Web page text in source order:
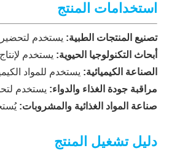
استخدامات المنتج
تصنيع المنتجات الطبية: يستخدم لتحضير
أبحاث التكنولوجيا الحيوية: يستخدم
الصناعة الكيميائية: يستخدم للمواد
مراقبة جودة الغذاء والدواء: يستخدم
صناعة المواد الغذائية والمشروبات:
دليل تشغيل المنتج